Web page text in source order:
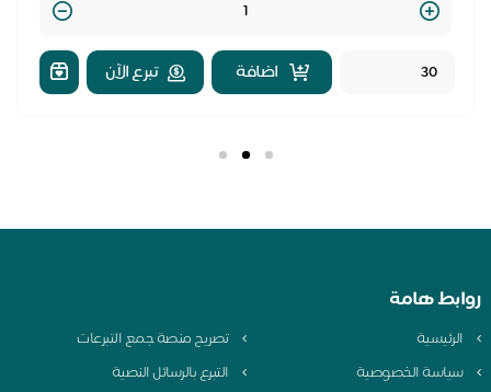
Quantity
اضافة
تبرع الآن
هامة
تصريح منصة جمع التبرعات
الخصوصية
التبرع بالرسائل النصية